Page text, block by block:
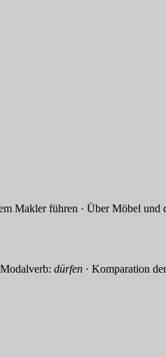
führen · Über Möbel und
dürfen · Komparation